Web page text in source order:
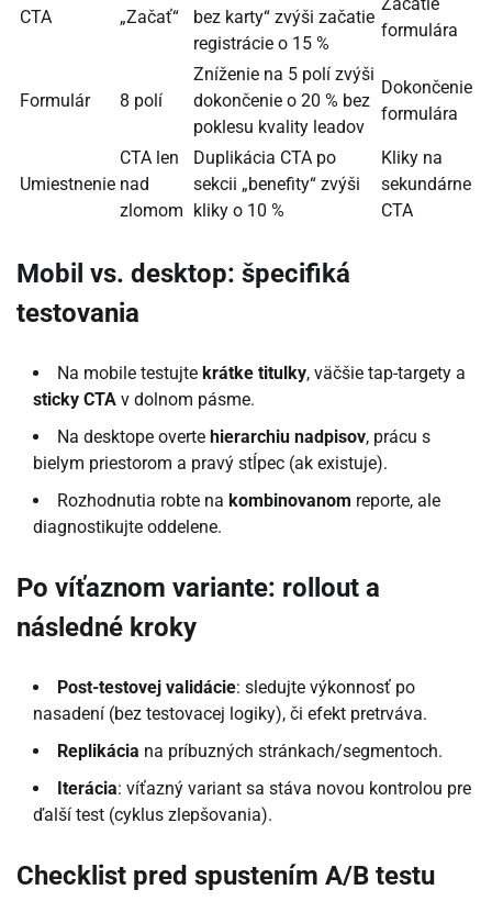
CTA „Začať“
bez karty“ zvýši začatie
registrácie o 15 %
Začatie
formulára
Formulár 8 polí
Zníženie na 5 polí zvýši
dokončenie o 20 % bez
poklesu kvality leadov
Dokončenie
formulára
Umiestnenie
CTA len
nad
zlomom
Duplikácia CTA po
sekcii „benefity“ zvýši
kliky o 10 %
Kliky na
sekundárne
CTA
Mobil vs. desktop: špecifiká
testovania
Na mobile testujte krátke titulky, väčšie tap-targety a
sticky CTA v dolnom pásme.
Na desktope overte hierarchiu nadpisov, prácu s
bielym priestorom a pravý stĺpec (ak existuje).
Rozhodnutia robte na kombinovanom reporte, ale
diagnostikujte oddelene.
Po víťaznom variante: rollout a
následné kroky
Post-testovej validácie: sledujte výkonnosť po
nasadení (bez testovacej logiky), či efekt pretrváva.
Replikácia na príbuzných stránkach/segmentoch.
Iterácia: víťazný variant sa stáva novou kontrolou pre
ďalší test (cyklus zlepšovania).
Checklist pred spustením A/B testu